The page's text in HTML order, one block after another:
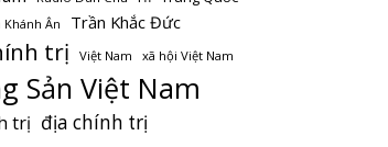
Khánh Ân Trần Khắc Đức
trị Việt Nam xã hội Việt Nam
Sản Việt Nam
trị địa chính trị